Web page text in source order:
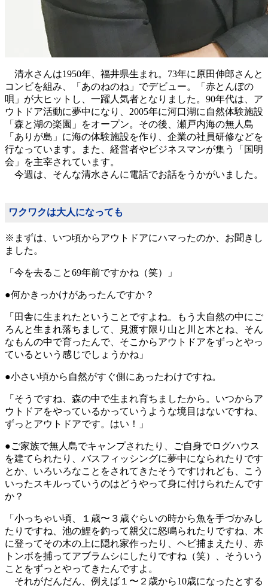
清水さんは1950年、福井県生まれ。73年に原田伸郎さんと
コンビを組み、「あのねのね」でデビュー。「赤とんぼの
唄」が大ヒットし、一躍人気者となりました。90年代は、ア
ウトドア活動に夢中になり、2005年に河口湖に自然体験施設
「森と湖の楽園」をオープン。その後、瀬戸内海の無人島
「ありが島」に海の体験施設を作り、企業の社員研修などを
行なっています。また、経営者やビジネスマンが集う「国明
会」を主宰されています。
今週は、そんな清水さんに電話でお話をうかがいました。
ワクワクは大人になっても
※まずは、いつ頃からアウトドアにハマったのか、お聞きし
ました。
「今を去ること69年前ですかね（笑）」
●何かきっかけがあったんですか？
「田舎に生まれたということですよね。もう大自然の中にご
ろんと生まれ落ちまして、見渡す限り山と川と木とね、そん
なもんの中で育ったんで、そこからアウトドアをずっとやっ
ているという感じでしょうかね」
●小さい頃から自然がすぐ側にあったわけですね。
「そうですね、森の中で生まれ育ちましたから。いつからア
ウトドアをやっているかっていうような境目はないですね、
ずっとアウトドアです。はい！」
●ご家族で無人島でキャンプされたり、ご自身でログハウス
を建てられたり、バスフィッシングに夢中になられたりです
とか、いろいろなことをされてきたそうですけれども、こう
いったスキルっていうのはどうやって身に付けられたんです
か？
「小っちゃい頃、１歳〜３歳ぐらいの時から魚を手づかみし
たりですね、池の鯉を釣って親父に怒鳴られたりですね、木
に登ってその木の上に隠れ家作ったり、ヘビ捕まえたり、赤
トンボを捕ってアブラムシにしたりですね（笑）、そういう
ことをずっとやってきたんですよ。
それがだんだん、例えば１〜２歳から10歳になったとする